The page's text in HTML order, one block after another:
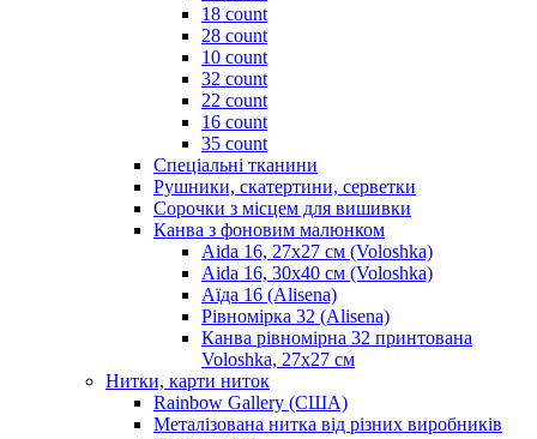
18 count
28 count
10 count
32 count
22 count
16 count
35 count
Спеціальні тканини
Рушники, скатертини, серветки
Сорочки з місцем для вишивки
Канва з фоновим малюнком
Aida 16, 27х27 см (Voloshka)
Aida 16, 30х40 см (Voloshka)
Аїда 16 (Alisena)
Рівномірка 32 (Alisena)
Канва рівномірна 32 принтована
Voloshka, 27х27 см
Нитки, карти ниток
Rainbow Gallery (США)
Металізована нитка від різних виробників